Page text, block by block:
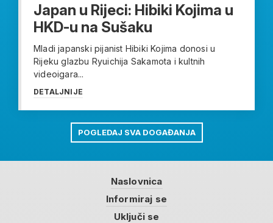
Japan u Rijeci: Hibiki Kojima u
HKD-u na Sušaku
Mladi japanski pijanist Hibiki Kojima donosi u
Rijeku glazbu Ryuichija Sakamota i kultnih
videoigara...
DETALJNIJE
POGLEDAJ SVA DOGAĐANJA
Naslovnica
Informiraj se
Uključi se